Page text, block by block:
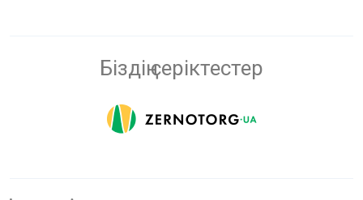
Біздің серіктестер